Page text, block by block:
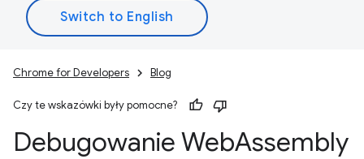
Chrome for Developers Blog
Czy te wskazówki były pomocne?
Debugowanie WebAssembly